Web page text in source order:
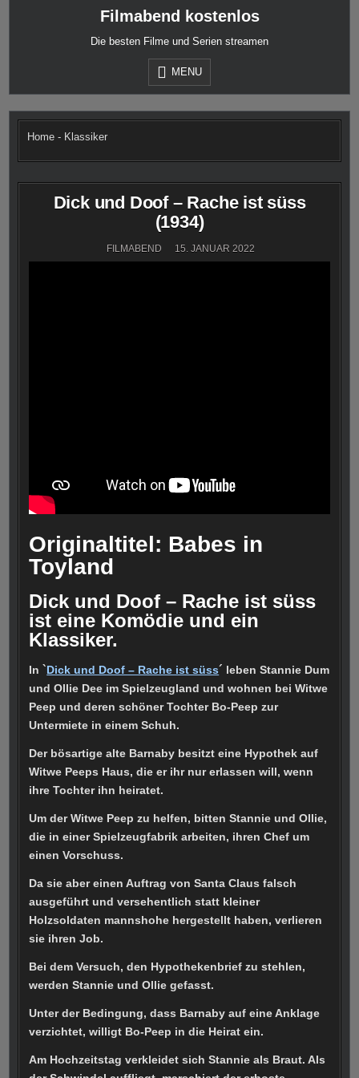
Filmabend kostenlos
Die besten Filme und Serien streamen
MENU
Home - Klassiker
Dick und Doof – Rache ist süss
(1934)
FILMABEND 15. JANUAR 2022
Originaltitel: Babes in
Toyland
Dick und Doof – Rache ist süss
ist eine Komödie und ein
Klassiker.
In `Dick und Doof – Rache ist süss´ leben Stannie Dum
und Ollie Dee im Spielzeugland und wohnen bei Witwe
Peep und deren schöner Tochter Bo-Peep zur
Untermiete in einem Schuh.
Der bösartige alte Barnaby besitzt eine Hypothek auf
Witwe Peeps Haus, die er ihr nur erlassen will, wenn
ihre Tochter ihn heiratet.
Um der Witwe Peep zu helfen, bitten Stannie und Ollie,
die in einer Spielzeugfabrik arbeiten, ihren Chef um
einen Vorschuss.
Da sie aber einen Auftrag von Santa Claus falsch
ausgeführt und versehentlich statt kleiner
Holzsoldaten mannshohe hergestellt haben, verlieren
sie ihren Job.
Bei dem Versuch, den Hypothekenbrief zu stehlen,
werden Stannie und Ollie gefasst.
Unter der Bedingung, dass Barnaby auf eine Anklage
verzichtet, willigt Bo-Peep in die Heirat ein.
Am Hochzeitstag verkleidet sich Stannie als Braut. Als